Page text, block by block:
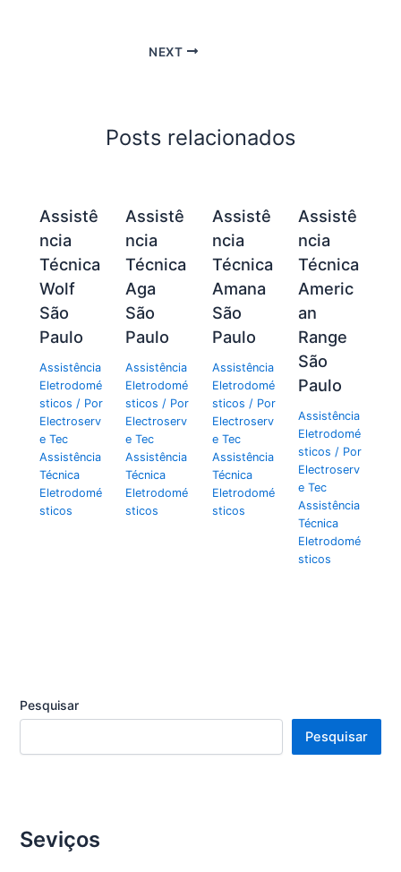
NEXT
Posts relacionados
Assistê
ncia
Técnica
Wolf
São
Paulo
Assistência
Eletrodomé
sticos / Por
Electroserv
e Tec
Assistência
Técnica
Eletrodomé
sticos
Assistê
ncia
Técnica
Aga
São
Paulo
Assistência
Eletrodomé
sticos / Por
Electroserv
e Tec
Assistência
Técnica
Eletrodomé
sticos
Assistê
ncia
Técnica
Amana
São
Paulo
Assistência
Eletrodomé
sticos / Por
Electroserv
e Tec
Assistência
Técnica
Eletrodomé
sticos
Assistê
ncia
Técnica
Americ
an
Range
São
Paulo
Assistência
Eletrodomé
sticos / Por
Electroserv
e Tec
Assistência
Técnica
Eletrodomé
sticos
Pesquisar
Pesquisar
Seviços